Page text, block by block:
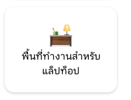
พื้นที่ทำงานสำหรับ
แล็ปท็อป